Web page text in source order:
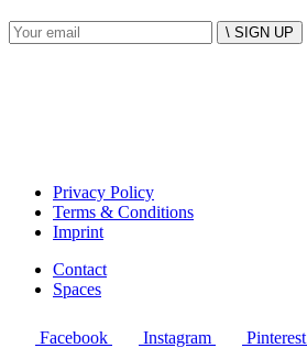
\ SIGN UP
Privacy Policy
Terms & Conditions
Imprint
Contact
Spaces
Facebook Instagram Pinterest